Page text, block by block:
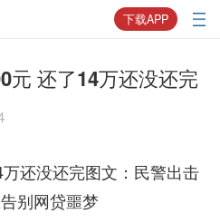
下载APP
元 还了14万还没还完
还没还完图文：民警出击
别网贷噩梦